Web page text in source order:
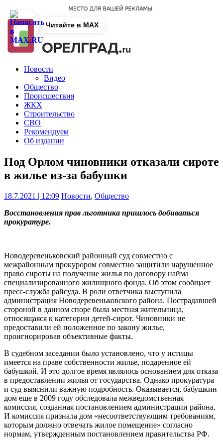
Новости
Видео
Общество
Происшествия
ЖКХ
Строительство
СВО
Рекомендуем
Об издании
Под Орлом чиновники отказали сироте
в жилье из-за бабушки
18.7.2021 | 12:09 Новости, Общество
Восстановления прав льготника пришлось добиваться
прокуратуре.
Новодеревеньковский районный суд совместно с
межрайонным прокурором совместно защитили нарушенное
право сироты на получение жилья по договору найма
специализированного жилищного фонда. Об этом сообщает
пресс-служба райсуда. В роли ответчика выступила
администрация Новодеревеньковского района. Пострадавшей
стороной в данном споре была местная жительница,
относящаяся к категории детей-сирот. Чиновники не
предоставили ей положенное по закону жилье,
проигнорировав объективные факты.
В судебном заседании было установлено, что у истицы
имеется на праве собственности жилье, подаренное ей
бабушкой. И это долгое время являлось основанием для отказа
в предоставлении жилья от государства. Однако прокуратура
и суд выяснили важную подробность. Оказывается, бабушкин
дом еще в 2009 году обследовала межведомственная
комиссия, созданная постановлением администрации района.
И комиссия признала дом «несоответствующим требованиям,
которым должно отвечать жилое помещение» согласно
нормам, утвержденным постановлением правительства РФ.
Читайте в MAX